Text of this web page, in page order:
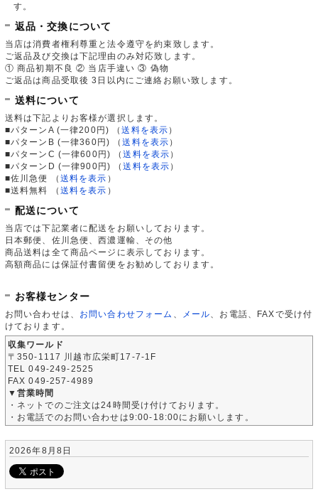
す。
返品・交換について
当店は消費者権利尊重と法令遵守を約束致します。
ご返品及び交換は下記理由のみ対応致します。
① 商品初期不良 ② 当店手違い ③ 偽物
ご返品は商品受取後 3日以内にご連絡お願い致します。
送料について
送料は下記よりお客様が選択します。
■パターンA (一律200円)
（送料を表示 ）
■パターンB (一律360円)
（送料を表示 ）
■パターンC (一律600円)
（送料を表示 ）
■パターンD (一律900円)
（送料を表示 ）
■佐川急便
（ 送料を表示 ）
■送料無料
（ 送料を表示 ）
配送について
当店では下記業者に配送をお願いしております。
日本郵便、佐川急便、西濃運輸、その他
商品送料は全て商品ページに表示しております。
高額商品には保証付書留便をお勧めしております。
お客様センター
お問い合わせは、 お問い合わせフォーム メール 、お電話、FAXで受け付
けております。
収集ワールド
〒350-1117 川越市広栄町17-7-1F
TEL 049-249-2525
FAX 049-257-4989
▼営業時間
・ネットでのご注文は24時間受け付けております。
・お電話でのお問い合わせは9:00-18:00にお願いします。
2026年8月8日